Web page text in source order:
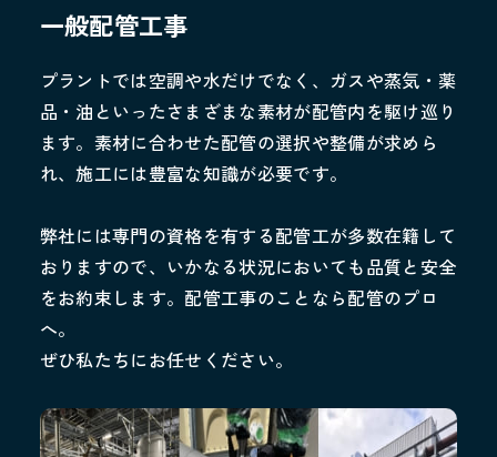
一般配管工事
プラントでは空調や水だけでなく、ガスや蒸気・薬
品・油といったさまざまな素材が配管内を駆け巡り
ます。素材に合わせた配管の選択や整備が求めら
れ、施工には豊富な知識が必要です。
弊社には専門の資格を有する配管工が多数在籍して
おりますので、いかなる状況においても品質と安全
をお約束します。配管工事のことなら配管のプロ
へ。
ぜひ私たちにお任せください。